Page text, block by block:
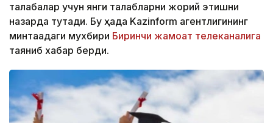
талабалар учун янги талабларни жорий этишни
назарда тутади. Бу ҳақда Kazinform агентлигининг
минтақадаги мухбири Биринчи жамоат телеканалига
таяниб хабар берди.